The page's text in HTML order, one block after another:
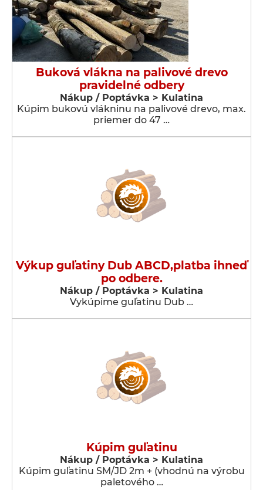
Buková vlákna na palivové drevo
pravidelné odbery
Nákup / Poptávka > Kulatina
Kúpim bukovú vlákninu na palivové drevo, max.
priemer do 47 …
Výkup guľatiny Dub ABCD,platba ihneď
po odbere.
Nákup / Poptávka > Kulatina
Vykúpime guľatinu Dub …
Kúpim guľatinu
Nákup / Poptávka > Kulatina
Kúpim guľatinu SM/JD 2m + (vhodnú na výrobu
paletového …